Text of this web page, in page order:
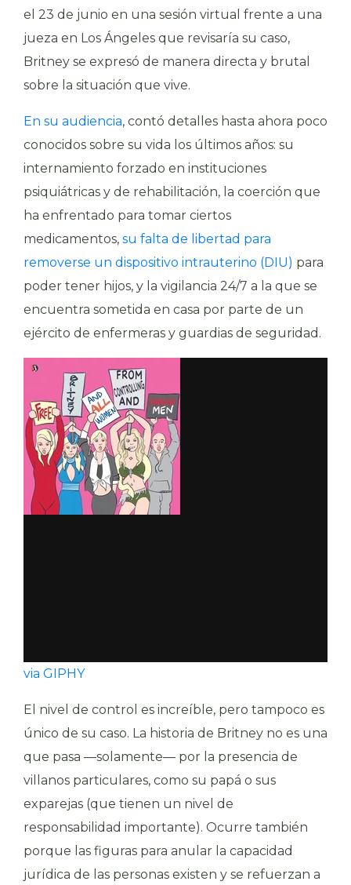
el 23 de junio en una sesión virtual frente a una
jueza en Los Ángeles que revisaría su caso,
Britney se expresó de manera directa y brutal
sobre la situación que vive.
En su audiencia, contó detalles hasta ahora poco
conocidos sobre su vida los últimos años: su
internamiento forzado en instituciones
psiquiátricas y de rehabilitación, la coerción que
ha enfrentado para tomar ciertos
medicamentos, su falta de libertad para
removerse un dispositivo intrauterino (DIU) para
poder tener hijos, y la vigilancia 24/7 a la que se
encuentra sometida en casa por parte de un
ejército de enfermeras y guardias de seguridad.
via GIPHY
El nivel de control es increíble, pero tampoco es
único de su caso. La historia de Britney no es una
que pasa —solamente— por la presencia de
villanos particulares, como su papá o sus
exparejas (que tienen un nivel de
responsabilidad importante). Ocurre también
porque las figuras para anular la capacidad
jurídica de las personas existen y se refuerzan a